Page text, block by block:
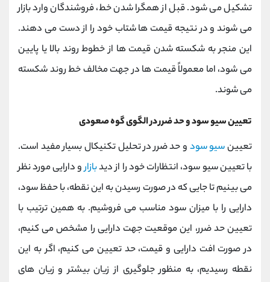
تشکیل می شود. قبل از همگرا شدن خط، فروشندگان وارد بازار
می شوند و در نتیجه قیمت ها شتاب خود را از دست می دهند.
این منجر به شکسته شدن قیمت ها از خطوط روند بالا یا پایین
می شود، اما معمولاً قیمت ها در جهت مخالف خط روند شکسته
می شوند.
تعیین سیو سود و حد ضرر در الگوی گوه صعودی
تعیینسیو سود و حد ضرر در تحلیل تکنیکال بسیار مفید است.
با تعیین سیو سود، انتظارات خود را از دیدبازارو دارایی مورد نظر
می بینیم تا جایی که در صورت رسیدن به این نقطه، با حفظ سود،
دارایی را با میزان سود مناسب می فروشیم. به همین ترتیب با
تعیین حد ضرر، این موقعیت جهت دارایی را مشخص می کنیم،
در صورت افت دارایی و قیمت، حد تعیین می کنیم، اگر به این
نقطه رسیدیم، به منظور جلوگیری از زیان بیشتر و زیان های